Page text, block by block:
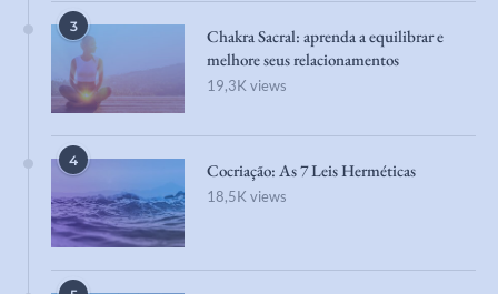
3
Chakra Sacral: aprenda a equilibrar e
melhore seus relacionamentos
19,3K views
4 Cocriação: As 7 Leis Herméticas
18,5K views